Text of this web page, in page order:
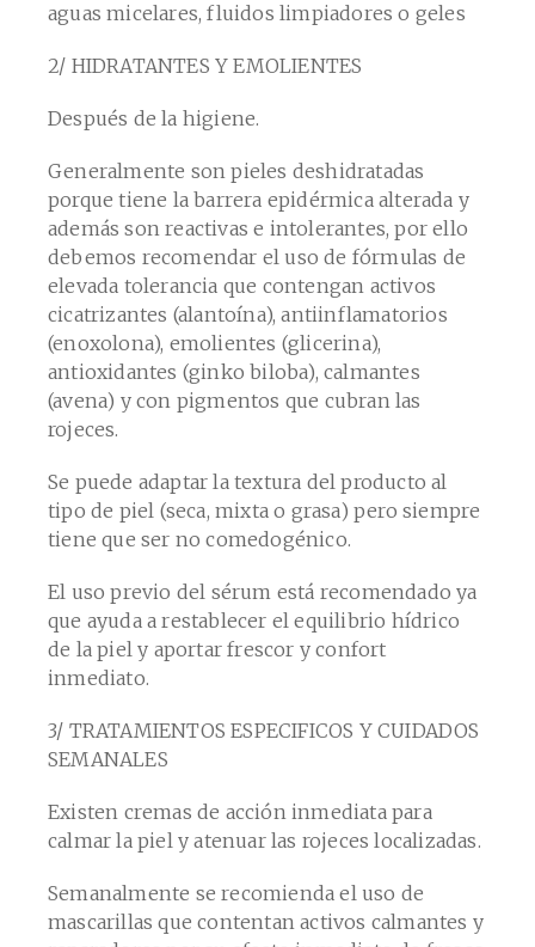
aguas micelares, fluidos limpiadores o geles
2/ HIDRATANTES Y EMOLIENTES
Después de la higiene.
Generalmente son pieles deshidratadas
porque tiene la barrera epidérmica alterada y
además son reactivas e intolerantes, por ello
debemos recomendar el uso de fórmulas de
elevada tolerancia que contengan activos
cicatrizantes (alantoína), antiinflamatorios
(enoxolona), emolientes (glicerina),
antioxidantes (ginko biloba), calmantes
(avena) y con pigmentos que cubran las
rojeces.
Se puede adaptar la textura del producto al
tipo de piel (seca, mixta o grasa) pero siempre
tiene que ser no comedogénico.
El uso previo del sérum está recomendado ya
que ayuda a restablecer el equilibrio hídrico
de la piel y aportar frescor y confort
inmediato.
3/ TRATAMIENTOS ESPECIFICOS Y CUIDADOS
SEMANALES
Existen cremas de acción inmediata para
calmar la piel y atenuar las rojeces localizadas.
Semanalmente se recomienda el uso de
mascarillas que contentan activos calmantes y